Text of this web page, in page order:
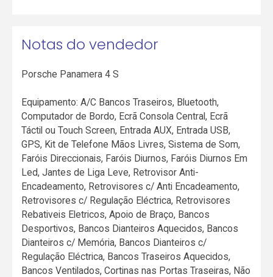
Notas do vendedor
Porsche Panamera 4 S
Equipamento: A/C Bancos Traseiros, Bluetooth,
Computador de Bordo, Ecrã Consola Central, Ecrã
Táctil ou Touch Screen, Entrada AUX, Entrada USB,
GPS, Kit de Telefone Mãos Livres, Sistema de Som,
Faróis Direccionais, Faróis Diurnos, Faróis Diurnos Em
Led, Jantes de Liga Leve, Retrovisor Anti-
Encadeamento, Retrovisores c/ Anti Encadeamento,
Retrovisores c/ Regulação Eléctrica, Retrovisores
Rebativeis Eletricos, Apoio de Braço, Bancos
Desportivos, Bancos Dianteiros Aquecidos, Bancos
Dianteiros c/ Memória, Bancos Dianteiros c/
Regulação Eléctrica, Bancos Traseiros Aquecidos,
Bancos Ventilados, Cortinas nas Portas Traseiras, Não